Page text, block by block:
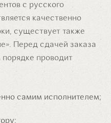
с русского
качественно
существует также
Перед сдачей заказа
порядке проводит
самим исполнителем;